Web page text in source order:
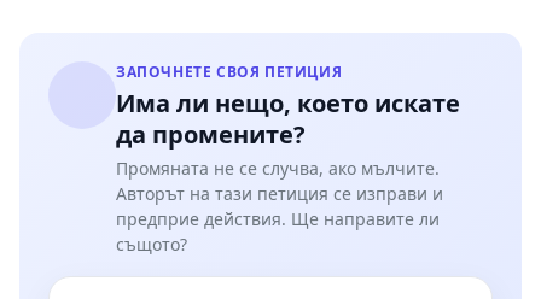
ЗАПОЧНЕТЕ СВОЯ ПЕТИЦИЯ
Има ли нещо, което искате
да промените?
Промяната не се случва, ако мълчите.
Авторът на тази петиция се изправи и
предприе действия. Ще направите ли
същото?